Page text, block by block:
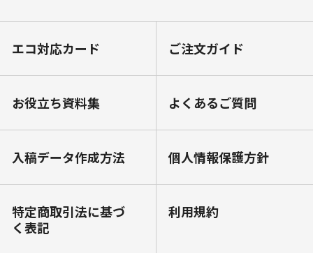
エコ対応カード ご注文ガイド
お役⽴ち資料集 よくあるご質問
⼊稿データ作成⽅法 個⼈情報保護⽅針
特定商取引法に基づ
く表記
利⽤規約